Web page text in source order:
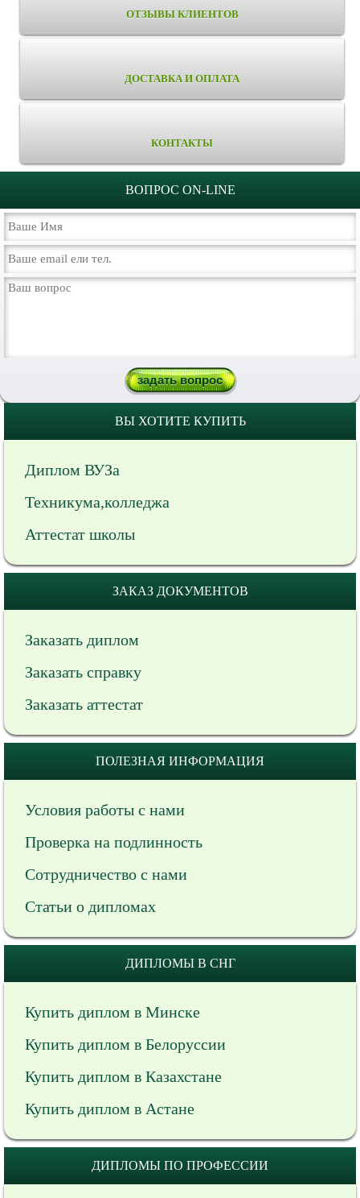
ОТЗЫВЫ КЛИЕНТОВ
ДОСТАВКА И ОПЛАТА
КОНТАКТЫ
ВОПРОС ON-LINE
ВЫ ХОТИТЕ КУПИТЬ
Диплом ВУЗа
Техникума,колледжа
Аттестат школы
ЗАКАЗ ДОКУМЕНТОВ
Заказать диплом
Заказать справку
Заказать аттестат
ПОЛЕЗНАЯ ИНФОРМАЦИЯ
Условия работы с нами
Проверка на подлинность
Сотрудничество с нами
Статьи о дипломах
ДИПЛОМЫ В СНГ
Купить диплом в Минске
Купить диплом в Белоруссии
Купить диплом в Казахстане
Купить диплом в Астане
ДИПЛОМЫ ПО ПРОФЕССИИ